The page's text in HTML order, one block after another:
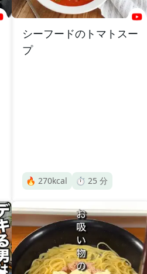
シーフードのトマトスー
プ
🔥 270kcal ⏱️ 25 分